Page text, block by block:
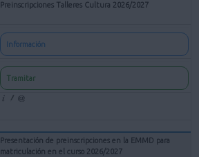
Preinscripciones Talleres Cultura 2026/2027
Información
Tramitar
Presentación de preinscripciones en la EMMD para
matriculación en el curso 2026/2027